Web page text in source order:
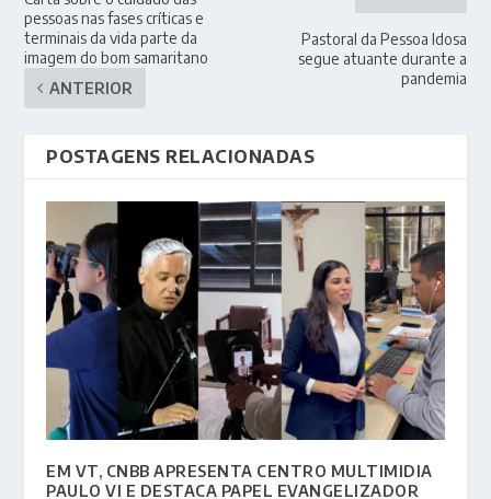
pessoas nas fases críticas e
terminais da vida parte da
imagem do bom samaritano
ANTERIOR
Pastoral da Pessoa Idosa
segue atuante durante a
pandemia
POSTAGENS RELACIONADAS
EM VT, CNBB APRESENTA CENTRO MULTIMIDIA
PAULO VI E DESTACA PAPEL EVANGELIZADOR